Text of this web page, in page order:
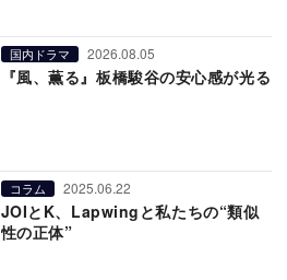
国内ドラマ 2026.08.05
『風、薫る』板橋駿谷の安心感が光る
コラム 2025.06.22
JOIとK、Lapwingと私たちの“類似
性の正体”